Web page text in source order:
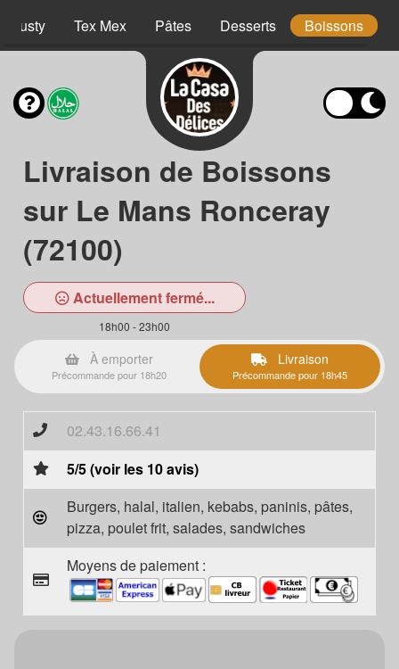
Tex Mex Pâtes Desserts Boissons
Livraison de Boissons
sur Le Mans Ronceray
(72100)
Actuellement fermé...
18h00 - 23h00
À emporter
Précommande pour 18h20
Livraison
Précommande pour 18h45
02.43.16.66.41
5/5 (voir les 10 avis)
Burgers, halal, italien, kebabs, paninis, pâtes,
pizza, poulet frit, salades, sandwiches
Moyens de paiement :